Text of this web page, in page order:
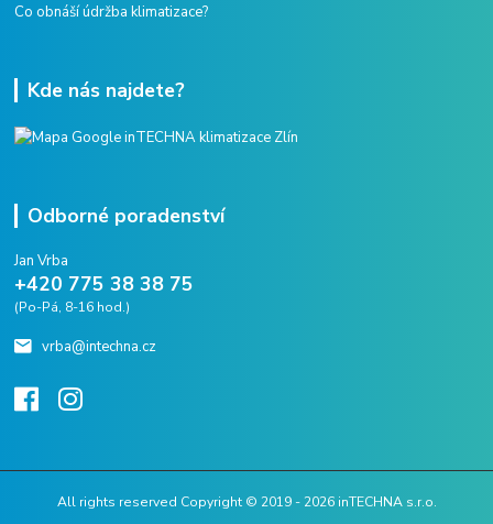
Co obnáší údržba klimatizace?
Kde nás najdete?
Odborné poradenství
Jan Vrba
+420 775 38 38 75
(Po-Pá, 8-16 hod.)
vrba@intechna.cz
All rights reserved Copyright © 2019 - 2026 inTECHNA s.r.o.